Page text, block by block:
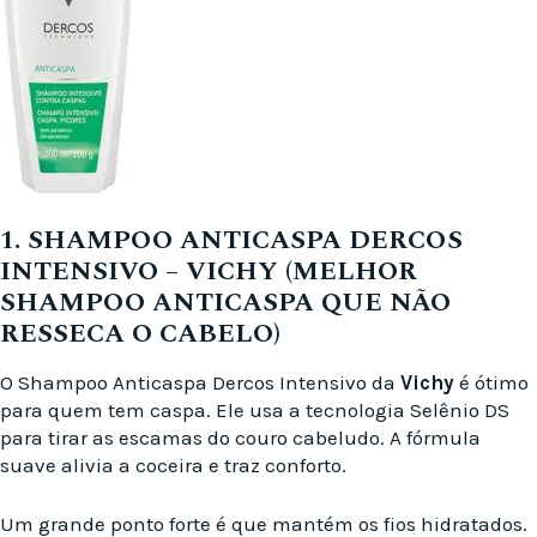
1. SHAMPOO ANTICASPA DERCOS
INTENSIVO – VICHY (MELHOR
SHAMPOO ANTICASPA QUE NÃO
RESSECA O CABELO)
O Shampoo Anticaspa Dercos Intensivo da Vichy é ótimo
para quem tem caspa. Ele usa a tecnologia Selênio DS
para tirar as escamas do couro cabeludo. A fórmula
suave alivia a coceira e traz conforto.
Um grande ponto forte é que mantém os fios hidratados.